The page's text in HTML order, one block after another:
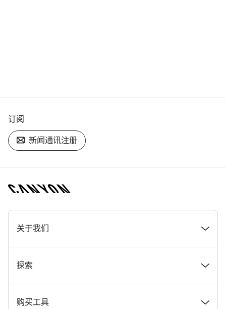
订阅
新闻通讯注册
[footer.linksList.title]
关于我们
奖项
在 Canyon 工作
探索
新闻和故事
购买工具